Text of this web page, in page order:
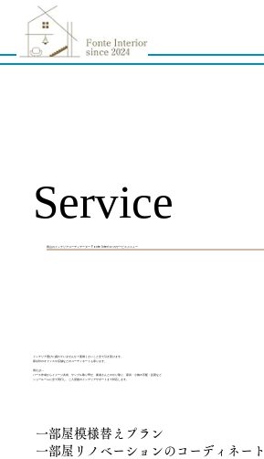
インテリア選びに疲れていませんか？​面倒くさいこと全て引き受けます。
家以外のオフィスや店舗などのコーディネートも承ります。
例えば...
パース作成からイメージ共有、サンプル取り寄せ、業者さんとのやり取り、家具・小物の手配・設置など
ショールームに全て同行し、ご入居後のインテリアサポートまで対応します。
一部屋模様替えプラン
一部屋リノベーションのコーディネート
岡山のインテリアコーディデーター Fonte Interior のサービスメニュー
Service
Service